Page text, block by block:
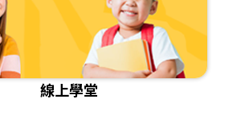
線上學堂